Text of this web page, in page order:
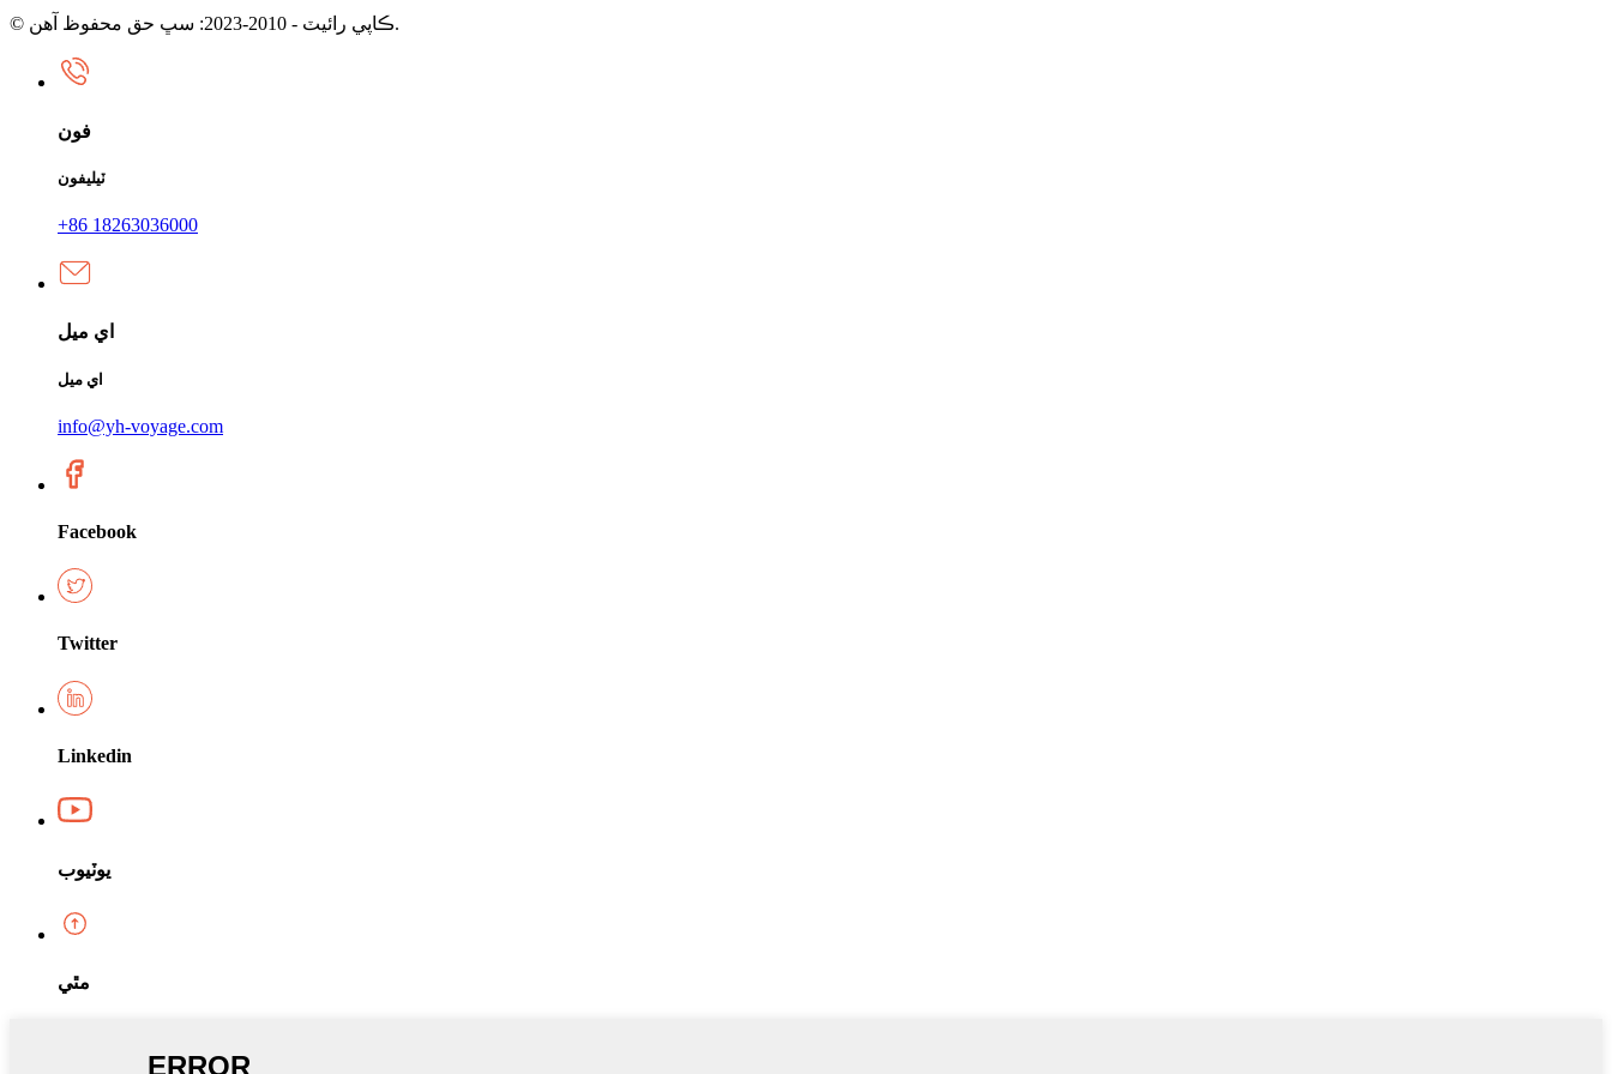
© ڪاپي رائيٽ - 2010-2023: سڀ حق محفوظ آهن.
فون
ٽيليفون
+86 18263036000
اي ميل
اي ميل
info@yh-voyage.com
Facebook
Twitter
Linkedin
يوٽيوب
مٿي